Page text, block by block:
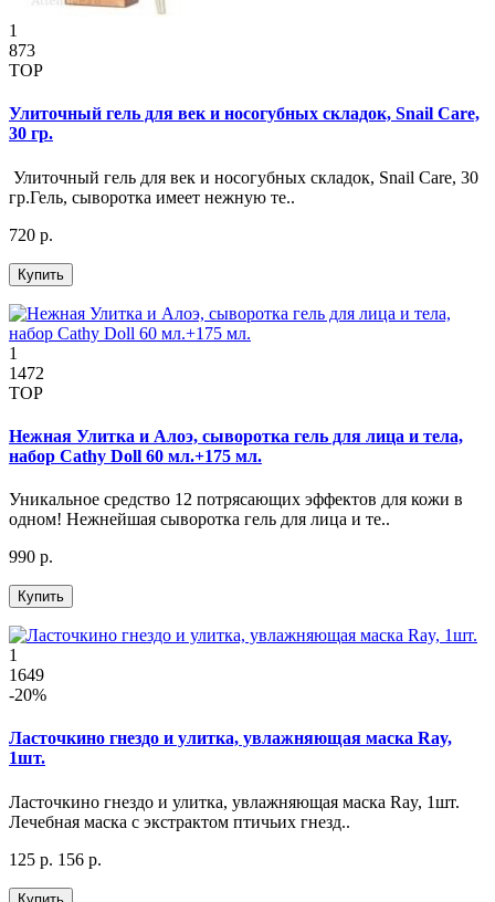
1
873
TOP
Улиточный гель для век и носогубных складок, Snail Care,
30 гр.
Улиточный гель для век и носогубных складок, Snail Care, 30
гр.Гель, сыворотка имеет нежную те..
720 р.
Купить
1
1472
TOP
Нежная Улитка и Алоэ, сыворотка гель для лица и тела,
набор Cathy Doll 60 мл.+175 мл.
Уникальное средство 12 потрясающих эффектов для кожи в
одном! Нежнейшая сыворотка гель для лица и те..
990 р.
Купить
1
1649
-20%
Ласточкино гнездо и улитка, увлажняющая маска Ray,
1шт.
Ласточкино гнездо и улитка, увлажняющая маска Ray, 1шт.
Лечебная маска с экстрактом птичьих гнезд..
125 р. 156 р.